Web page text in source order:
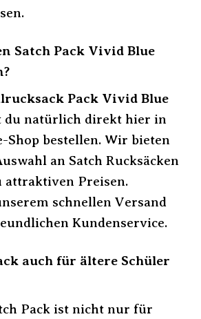
Satch Pack Vivid Blue
Pack Vivid Blue
du natürlich direkt hier in
Shop bestellen. Wir bieten
an Satch Rucksäcken
attraktiven Preisen.
schnellen Versand
Kundenservice.
auch für ältere Schüler
Pack ist nicht nur für